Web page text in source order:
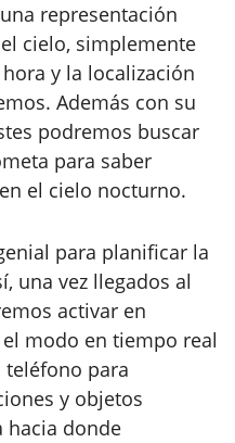
representación
cielo, simplemente
y la localización
Además con su
podremos buscar
para saber
el cielo nocturno.
para planificar la
una vez llegados al
activar en
modo en tiempo real
teléfono para
y objetos
hacia donde